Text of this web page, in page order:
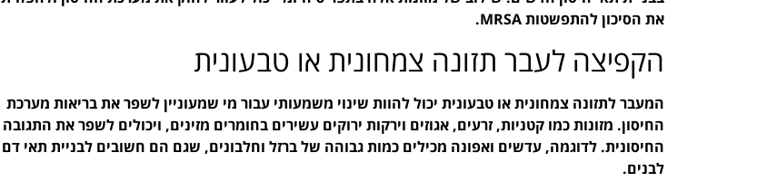
את הסיכון להתפשטות MRSA.
הקפיצה לעבר תזונה צמחונית או טבעונית
המעבר לתזונה צמחונית או טבעונית יכול להוות שינוי משמעותי עבור מי שמעוניין לשפר את בריאות מערכת
החיסון. מזונות כמו קטניות, זרעים, אגוזים וירקות ירוקים עשירים בחומרים מזינים, ויכולים לשפר את התגובה
החיסונית. לדוגמה, עדשים ואפונה מכילים כמות גבוהה של ברזל וחלבונים, שגם הם חשובים לבניית תאי דם
לבנים.